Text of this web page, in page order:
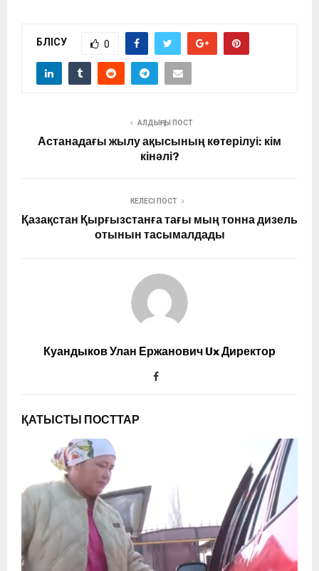
БӨЛІСУ 0
АЛДЫҢҒЫ ПОСТ
Астанадағы жылу ақысының көтерілуі: кім
кінәлі?
КЕЛЕСІ ПОСТ
Қазақстан Қырғызстанға тағы мың тонна дизель
отынын тасымалдады
Куандыков Улан Ержанович Ux Директор
ҚАТЫСТЫ ПОСТТАР